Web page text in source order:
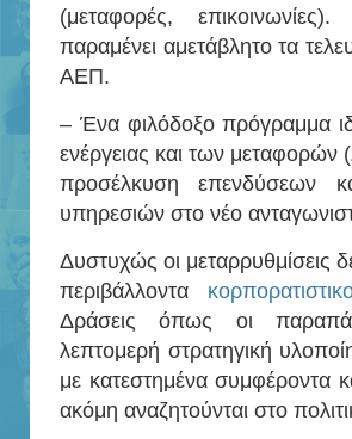
(μεταφορές,
παραμένει αμετάβλητο τα
ΑΕΠ.
– Ένα φιλόδοξο πρόγραμμα
ενέργειας και των
προσέλκυση επενδύσεων
υπηρεσιών στο νέο
Δυστυχώς οι μεταρρυθμίσεις
περιβάλλοντα
Δράσεις όπως οι
λεπτομερή στρατηγική
με κατεστημένα συμφέροντα
ακόμη αναζητούνται στο